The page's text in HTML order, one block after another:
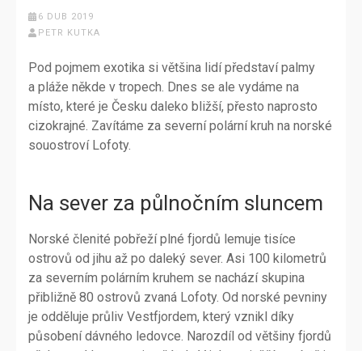
6 DUB 2019
PETR KUTKA
Pod pojmem exotika si většina lidí představí palmy
a pláže někde v tropech. Dnes se ale vydáme na
místo, které je Česku daleko bližší, přesto naprosto
cizokrajné. Zavítáme za severní polární kruh na norské
souostroví Lofoty.
Na sever za půlnočním sluncem
Norské členité pobřeží plné fjordů lemuje tisíce
ostrovů od jihu až po daleký sever. Asi 100 kilometrů
za severním polárním kruhem se nachází skupina
přibližně 80 ostrovů zvaná Lofoty. Od norské pevniny
je odděluje průliv Vestfjordem, který vznikl díky
působení dávného ledovce. Narozdíl od většiny fjordů